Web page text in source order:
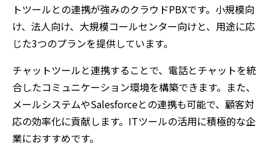
トツールとの連携が強みのクラウドPBXです。小規模向
け、法人向け、大規模コールセンター向けと、用途に応
じた3つのプランを提供しています。
チャットツールと連携することで、電話とチャットを統
合したコミュニケーション環境を構築できます。また、
メールシステムやSalesforceとの連携も可能で、顧客対
応の効率化に貢献します。ITツールの活用に積極的な企
業におすすめです。